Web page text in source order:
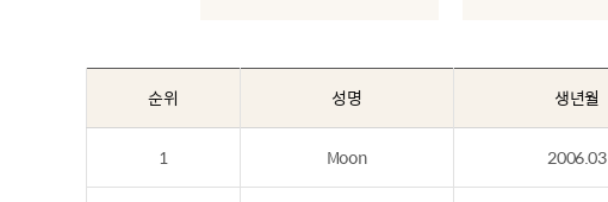
순위 성명 생년월
1 Moon 2006.03